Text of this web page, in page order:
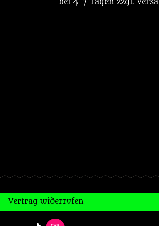
bei 4-7 Tagen zzgl.
Vertrag widerrufen